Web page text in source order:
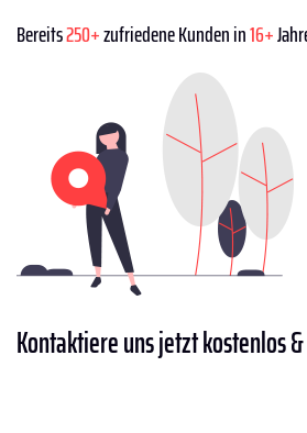
Bereits250+zufriedene Kunden in16+
Kontaktiereuns jetzt kostenlos